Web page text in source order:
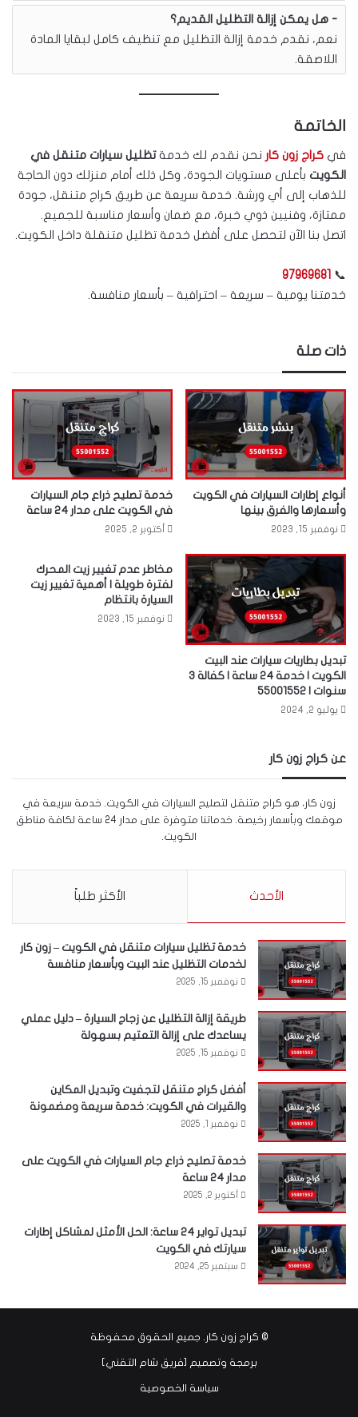
هل يمكن إزالة التظليل القديم؟
نعم، نقدم خدمة إزالة التظليل مع تنظيف كامل لبقايا المادة
اللاصقة.
الخاتمة
في كراج زون كار نحن نقدم لك خدمةتظليل سيارات متنقل في
الكويت بأعلى مستويات الجودة، وكل ذلك أمام منزلك دون الحاجة
للذهاب إلى أي ورشة. خدمة سريعة عن طريق كراج متنقل، جودة
ممتازة، وفنيين ذوي خبرة، مع ضمان وأسعار مناسبة للجميع.
اتصل بنا الآن لتحصل على أفضل خدمة تظليل متنقلة داخل الكويت.
📞
97969681
خدمتنا يومية – سريعة – احترافية – بأسعار منافسة.
ذات صلة
أنواع إطارات السيارات في الكويت
وأسعارها والفرق بينها
نوفمبر 15, 2023
خدمة تصليح ذراع جام السيارات
في الكويت على مدار 24 ساعة
أكتوبر 2, 2025
تبديل بطاريات سيارات عند البيت
الكويت | خدمة 24 ساعة | كفالة 3
سنوات | 55001552
يوليو 2, 2024
مخاطر عدم تغيير زيت المحرك
لفترة طويلة | أهمية تغيير زيت
السيارة بانتظام
نوفمبر 15, 2023
عن كراج زون كار
زون كار، هو كراج متنقل لتصليح السيارات في الكويت. خدمة سريعة في
موقعك وبأسعار رخيصة. خدماتنا متوفرة على مدار 24 ساعة لكافة مناطق
الكويت.
الأحدث الأكثر طلباً
خدمة تظليل سيارات متنقل في الكويت – زون كار
لخدمات التظليل عند البيت وبأسعار منافسة
نوفمبر 15, 2025
طريقة إزالة التظليل عن زجاج السيارة – دليل عملي
يساعدك على إزالة التعتيم بسهولة
نوفمبر 15, 2025
أفضل كراج متنقل لتجفيت وتبديل المكاين
والقيرات في الكويت: خدمة سريعة ومضمونة
نوفمبر 1, 2025
خدمة تصليح ذراع جام السيارات في الكويت على
مدار 24 ساعة
أكتوبر 2, 2025
تبديل تواير 24 ساعة: الحل الأمثل لمشاكل إطارات
سيارتك في الكويت
سبتمبر 25, 2024
© كراج زون كار . جميع الحقوق محفوظة
برمجة وتصميم [فريق شام التقني]
سياسة الخصوصية